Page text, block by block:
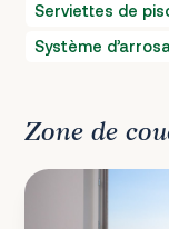
Serviettes de
Système
Zone de